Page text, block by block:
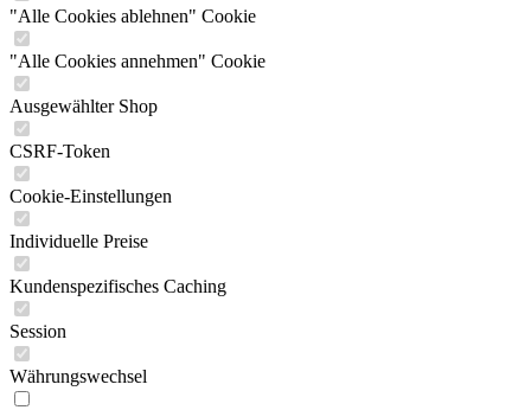
"Alle Cookies ablehnen" Cookie
"Alle Cookies annehmen" Cookie
Ausgewählter Shop
CSRF-Token
Cookie-Einstellungen
Individuelle Preise
Kundenspezifisches Caching
Session
Währungswechsel